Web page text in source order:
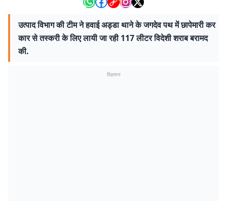
उत्पाद विभाग की टीम ने हवाई अड्डा थाने के जगदेव पथ में छापेमारी कर
कार से तस्करी के लिए लायी जा रही 117 लीटर विदेशी शराब बरामद
की.
विज्ञापन